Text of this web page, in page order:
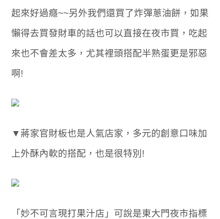
起來好過癮~~另外我們還買了炸彈蔥油餅，如果
懶得去買發財車的話也可以直接在夜市買，吃起
來也不會差太多，尤其裡頭搭配半熟蛋更是邪惡
啊!
▼蔣家官財板也是人氣店家，多元的創意口味加
上外酥內軟的搭配，也是很特別!
「妙不可言現打果汁店」可說是東大門夜市指標